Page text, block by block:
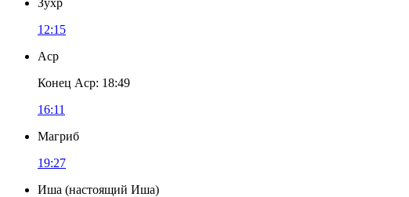
Зухр
12:15
Аср
Конец Аср: 18:49
16:11
Магриб
19:27
Иша (настоящий Иша)